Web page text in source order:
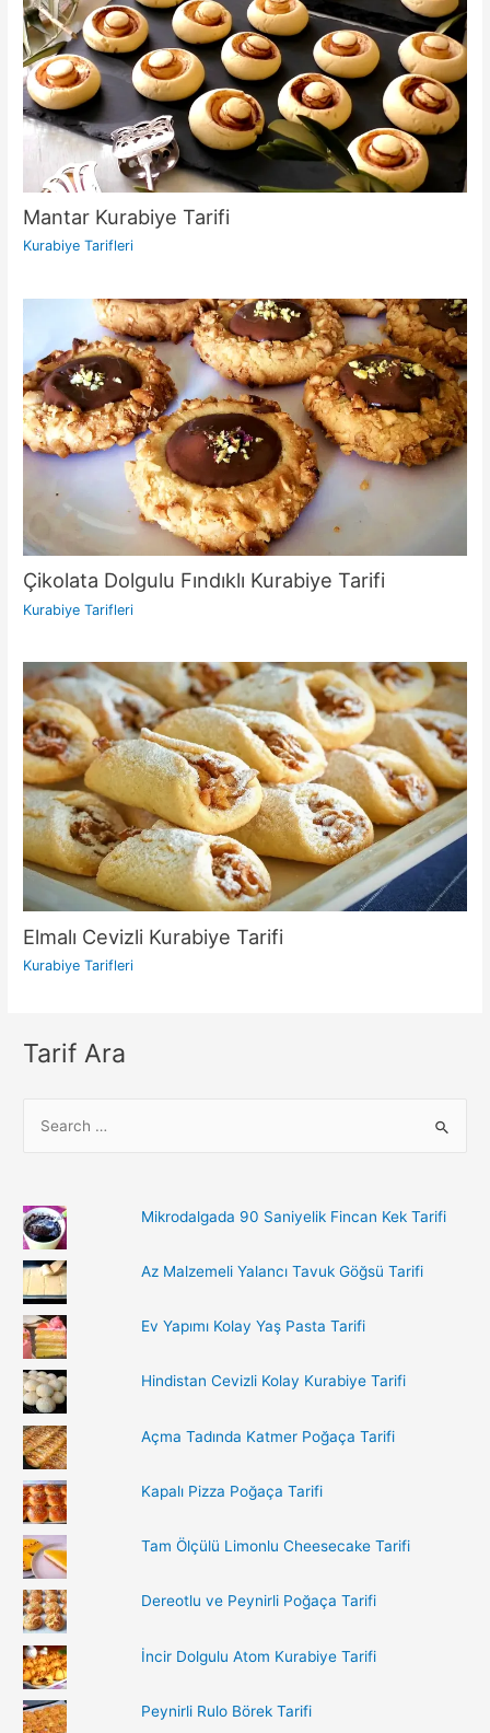
Mantar Kurabiye Tarifi
Kurabiye Tarifleri
Çikolata Dolgulu Fındıklı Kurabiye Tarifi
Kurabiye Tarifleri
Elmalı Cevizli Kurabiye Tarifi
Kurabiye Tarifleri
Tarif Ara
c
h
f
o
r
:
Mikrodalgada 90 Saniyelik Fincan Kek Tarifi
Az Malzemeli Yalancı Tavuk Göğsü Tarifi
Ev Yapımı Kolay Yaş Pasta Tarifi
Hindistan Cevizli Kolay Kurabiye Tarifi
Açma Tadında Katmer Poğaça Tarifi
Kapalı Pizza Poğaça Tarifi
Tam Ölçülü Limonlu Cheesecake Tarifi
Dereotlu ve Peynirli Poğaça Tarifi
İncir Dolgulu Atom Kurabiye Tarifi
Peynirli Rulo Börek Tarifi